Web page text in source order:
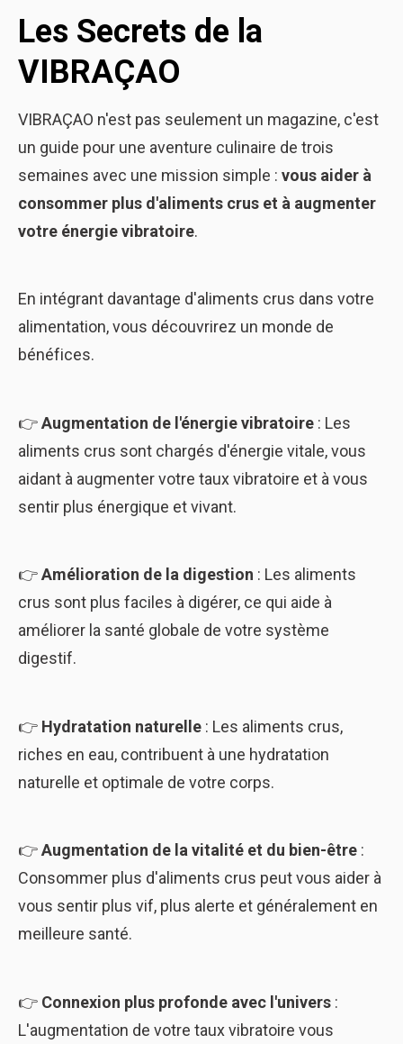
Les Secrets de la
VIBRAÇAO
VIBRAÇAO n'est pas seulement un magazine, c'est
un guide pour une aventure culinaire de trois
semaines avec une mission simple : vous aider à
consommer plus d'aliments crus et à augmenter
votre énergie vibratoire.
En intégrant davantage d'aliments crus dans votre
alimentation, vous découvrirez un monde de
bénéfices.
👉Augmentation de l'énergie vibratoire : Les
aliments crus sont chargés d'énergie vitale, vous
aidant à augmenter votre taux vibratoire et à vous
sentir plus énergique et vivant.
👉Amélioration de la digestion : Les aliments
crus sont plus faciles à digérer, ce qui aide à
améliorer la santé globale de votre système
digestif.
👉 Hydratation naturelle : Les aliments crus,
riches en eau, contribuent à une hydratation
naturelle et optimale de votre corps.
👉Augmentation de la vitalité et du bien-être :
Consommer plus d'aliments crus peut vous aider à
vous sentir plus vif, plus alerte et généralement en
meilleure santé.
👉 Connexion plus profonde avec l'univers :
L'augmentation de votre taux vibratoire vous